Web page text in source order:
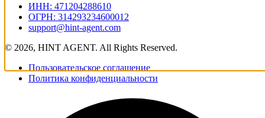
ИНН: 471204288610
ОГРН: 314293234600012
support@hint-agent.com
© 2026, HINT AGENT. All Rights Reserved.
Пользовательское соглашение
Политика конфиденциальности